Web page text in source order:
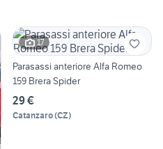
17
Parasassi anteriore Alfa Romeo
159 Brera Spider
29 €
Catanzaro(CZ)